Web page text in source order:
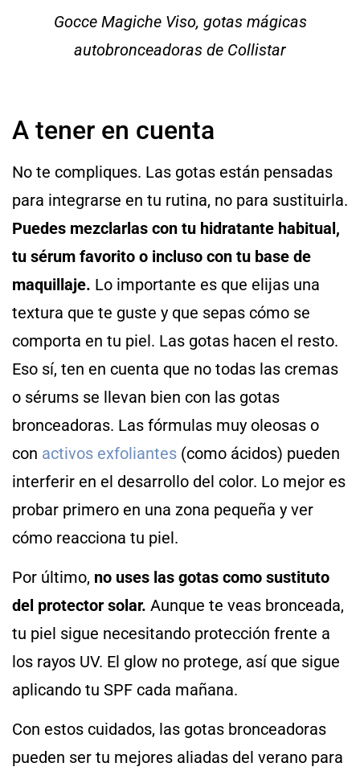
Gocce Magiche Viso, gotas mágicas
autobronceadoras de Collistar
A tener en cuenta
No te compliques. Las gotas están pensadas
para integrarse en tu rutina, no para sustituirla.
Puedes mezclarlas con tu hidratante habitual,
tu sérum favorito o incluso con tu base de
maquillaje. Lo importante es que elijas una
textura que te guste y que sepas cómo se
comporta en tu piel. Las gotas hacen el resto.
Eso sí, ten en cuenta que no todas las cremas
o sérums se llevan bien con las gotas
bronceadoras. Las fórmulas muy oleosas o
con activos exfoliantes (como ácidos) pueden
interferir en el desarrollo del color. Lo mejor es
probar primero en una zona pequeña y ver
cómo reacciona tu piel.
Por último, no uses las gotas como sustituto
del protector solar. Aunque te veas bronceada,
tu piel sigue necesitando protección frente a
los rayos UV. El glow no protege, así que sigue
aplicando tu SPF cada mañana.
Con estos cuidados, las gotas bronceadoras
pueden ser tu mejores aliadas del verano para